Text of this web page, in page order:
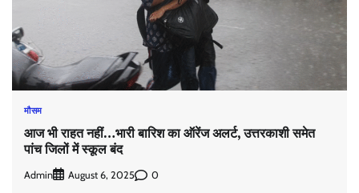
मौसम
आज भी राहत नहीं…भारी बारिश का ऑरेंज अलर्ट, उत्तरकाशी समेत
पांच जिलों में स्कूल बंद
Admin August 6, 2025 0